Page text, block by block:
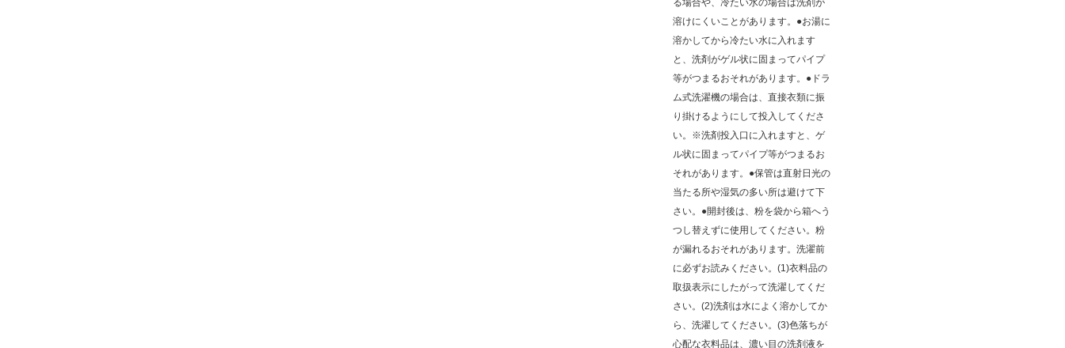
る場合や、冷たい水の場合は洗剤が
溶けにくいことがあります。●お湯に
溶かしてから冷たい水に入れます
と、洗剤がゲル状に固まってパイプ
等がつまるおそれがあります。●ドラ
ム式洗濯機の場合は、直接衣類に振
り掛けるようにして投入してくださ
い。※洗剤投入口に入れますと、ゲ
ル状に固まってパイプ等がつまるお
それがあります。●保管は直射日光の
当たる所や湿気の多い所は避けて下
さい。●開封後は、粉を袋から箱へう
つし替えずに使用してください。粉
が漏れるおそれがあります。洗濯前
に必ずお読みください。(1)衣料品の
取扱表示にしたがって洗濯してくだ
さい。(2)洗剤は水によく溶かしてか
ら、洗濯してください。(3)色落ちが
心配な衣料品は、濃い目の洗剤液を